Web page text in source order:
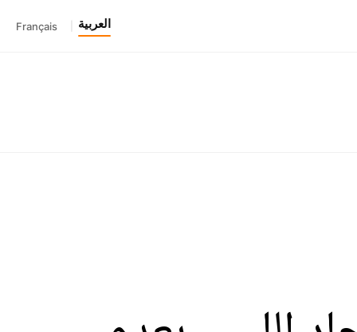
العربية Français